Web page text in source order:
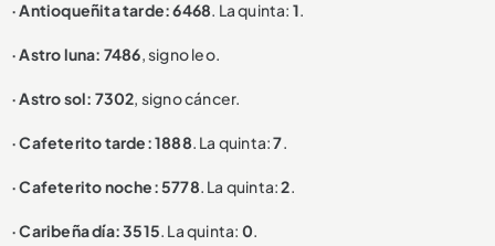
· Antioqueñita tarde: 6468 . La quinta: 1
· Astro luna: 7486 , signo leo.
· Astro sol: 7302 , signo cáncer.
· Cafeterito tarde: 1888 . La quinta:7
· Cafeterito noche: 5778 . La quinta:2
· Caribeña día: 3515 . La quinta: 0